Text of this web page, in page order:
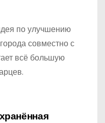
по улучшению
совместно с
всё большую